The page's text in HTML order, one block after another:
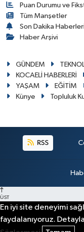
Puan Durumu ve
Tüm Manşetler
Son Dakika
Haber Arşivi
GÜNDEM
KOCAELİ HABERLERİ
YAŞAM
EĞİTİM
Künye
Topluluk
RSS
ÜST
En iyi site deneyimi
faydalanıyoruz.